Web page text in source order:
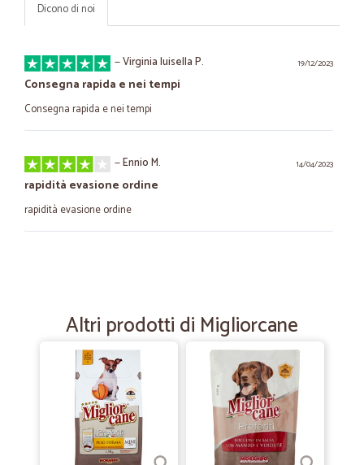
Dicono di noi
19/12/2023
—Virginia luisella P.
Consegna rapida e nei tempi
Consegna rapida e nei tempi
14/04/2023
—Ennio M.
rapidità evasione ordine
rapidità evasione ordine
—
Spedizione nei tempi indicati
Spedizione nei tempi indicati, imballaggio perfetto, prodotti integri
(non schiacciati o sbriciolati), e con date di scadenza non troppo
prossime. Per i prodotti eventualmente mancanti viene emesso un
rimborso che può essere utilizzato per la spesa successiva. Un po’ cari
Altri prodotti di Migliorcane